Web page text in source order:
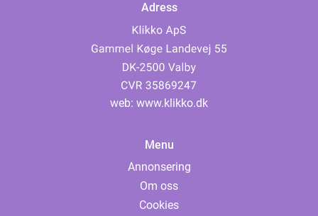
Adress
web: www.klikko.dk
Menu
Annonsering
Om oss
Cookies